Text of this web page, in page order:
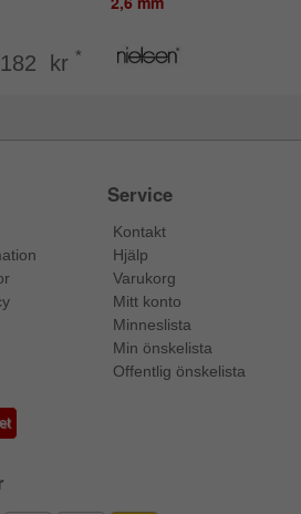
182 kr *
Service
Kontakt
Hjälp
Varukorg
Mitt konto
Minneslista
Min önskelista
Offentlig önskelista